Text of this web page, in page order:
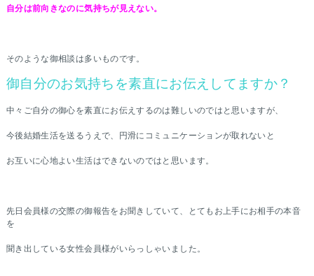
自分は前向きなのに気持ちが見えない。
そのような御相談は多いものです。
御自分のお気持ちを素直にお伝えしてますか？
中々ご自分の御心を素直にお伝えするのは難しいのではと思いますが、
今後結婚生活を送るうえで、円滑にコミュニケーションが取れないと
お互いに心地よい生活はできないのではと思います。
先日会員様の交際の御報告をお聞きしていて、とてもお上手にお相手の本音
を
聞き出している女性会員様がいらっしゃいました。